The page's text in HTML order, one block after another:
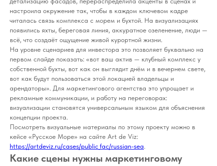
настроила окружение так, чтобы в каждом ключевом кадре
читалась связь комплекса с морем и бухтой. На визуализациях
появились яхты, береговая линия, аккуратное озеленение, люди —
всё, что создаёт ощущение живой курортной жизни.
На уровне сценариев для инвестора это позволяет буквально на
первом слайде показать: «вот ваш актив — клубный комплекс у
собственной бухты, вот как он выглядит днём и в вечернем свете,
вот как будут пользоваться этой локацией владельцы и
арендаторы». Для маркетингового агентства это упрощает и
рекламные коммуникации, и работу на переговорах:
визуализации становятся универсальным языком для объяснения
концепции проекта.
Посмотреть визуальные материалы по этому проекту можно в
кейсе «Русское Море» на сайте Art de Viz:
https://artdeviz.ru/cases/public_fac/russian-sea.
Какие сцены нужны маркетинговому